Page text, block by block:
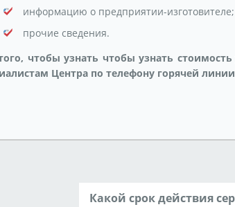
информацию о предприятии-изготовителе;
прочие сведения.
чтобы узнать чтобы узнать
Центра по телефону горячей
Какой срок действия